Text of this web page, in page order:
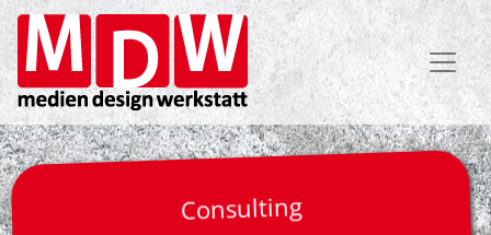
Direkt
zum
Inhalt
Consulting